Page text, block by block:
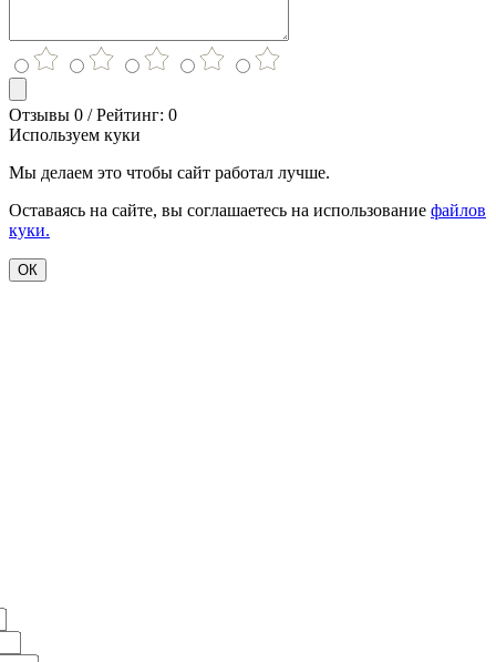
Отзывы 0 / Рейтинг: 0
Используем куки
Мы делаем это чтобы сайт работал лучше.
Оставаясь на сайте, вы соглашаетесь на использование файлов
куки.
ОК